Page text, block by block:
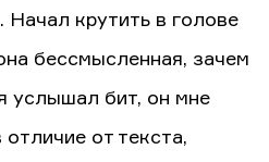
Начал крутить в голове
бессмысленная, зачем
услышал бит, он мне
от текста,